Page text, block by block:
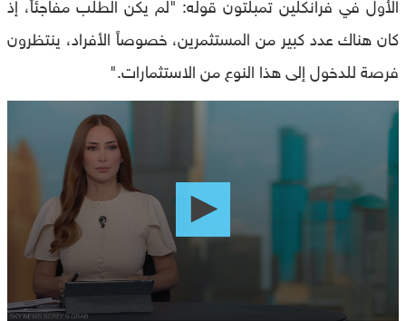
كان هناك عدد كبير من المستثمرين، خصوصاً الأفراد، ينتظرون
فرصة للدخول إلى هذا النوع من الاستثمارات."
seconds